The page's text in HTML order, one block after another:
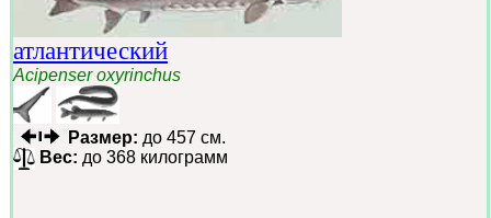
атлантический
Acipenser oxyrinchus
Размер: до 457 см.
Вес: до 368 килограмм